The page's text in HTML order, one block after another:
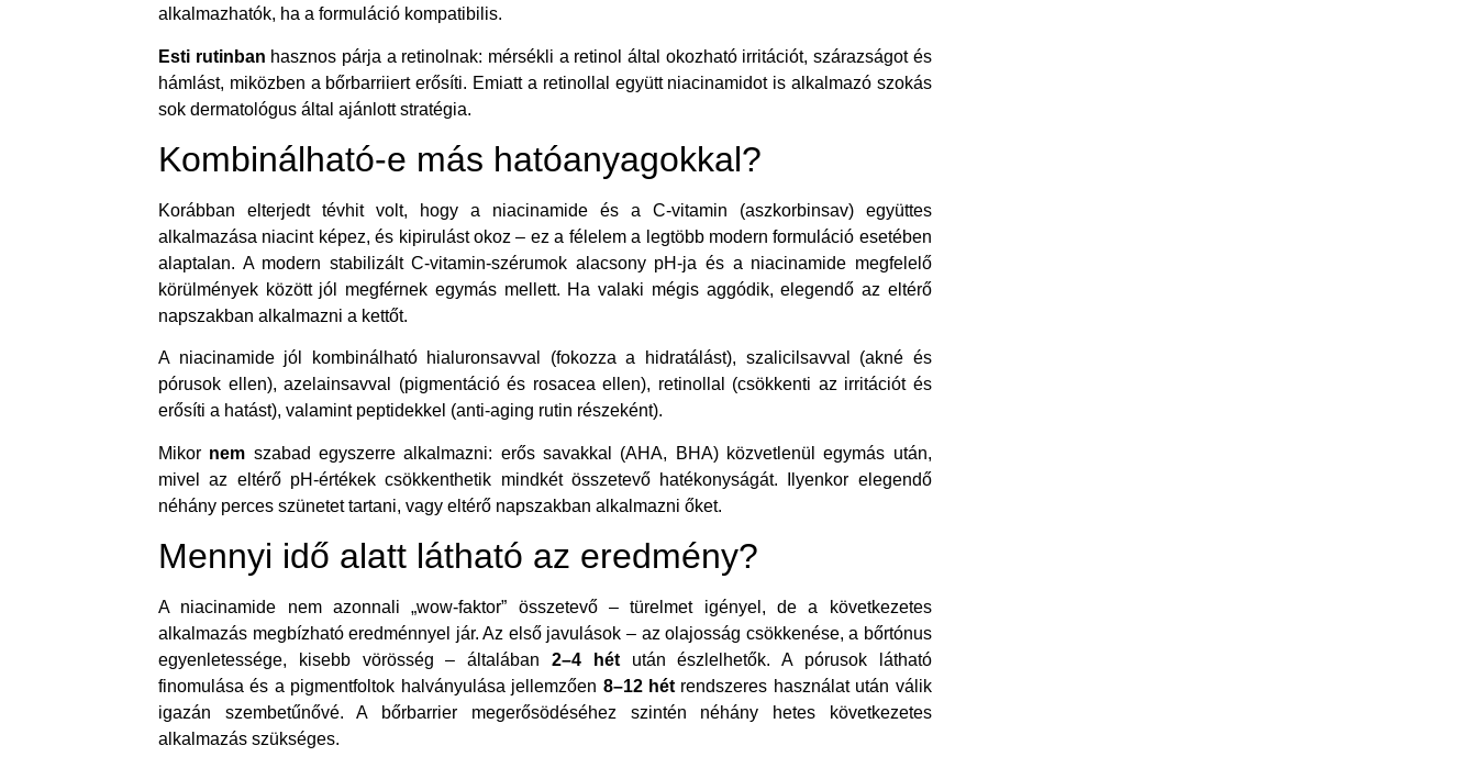
alkalmazhatók, ha a formuláció kompatibilis.
Esti rutinban hasznos párja a retinolnak: mérsékli a retinol által okozható irritációt, szárazságot és
hámlást, miközben a bőrbarriiert erősíti. Emiatt a retinollal együtt niacinamidot is alkalmazó szokás
sok dermatológus által ajánlott stratégia.
Kombinálható-e más hatóanyagokkal?
Korábban elterjedt tévhit volt, hogy a niacinamide és a C-vitamin (aszkorbinsav) együttes
alkalmazása niacint képez, és kipirulást okoz – ez a félelem a legtöbb modern formuláció esetében
alaptalan. A modern stabilizált C-vitamin-szérumok alacsony pH-ja és a niacinamide megfelelő
körülmények között jól megférnek egymás mellett. Ha valaki mégis aggódik, elegendő az eltérő
napszakban alkalmazni a kettőt.
A niacinamide jól kombinálható hialuronsavval (fokozza a hidratálást), szalicilsavval (akné és
pórusok ellen), azelainsavval (pigmentáció és rosacea ellen), retinollal (csökkenti az irritációt és
erősíti a hatást), valamint peptidekkel (anti-aging rutin részeként).
Mikor nem szabad egyszerre alkalmazni: erős savakkal (AHA, BHA) közvetlenül egymás után,
mivel az eltérő pH-értékek csökkenthetik mindkét összetevő hatékonyságát. Ilyenkor elegendő
néhány perces szünetet tartani, vagy eltérő napszakban alkalmazni őket.
Mennyi idő alatt látható az eredmény?
A niacinamide nem azonnali „wow-faktor” összetevő – türelmet igényel, de a következetes
alkalmazás megbízható eredménnyel jár. Az első javulások – az olajosság csökkenése, a bőrtónus
egyenletessége, kisebb vörösség – általában 2–4 hétután észlelhetők. A pórusok látható
finomulása és a pigmentfoltok halványulása jellemzően 8–12 hét rendszeres használat után válik
igazán szembetűnővé. A bőrbarrier megerősödéséhez szintén néhány hetes következetes
alkalmazás szükséges.